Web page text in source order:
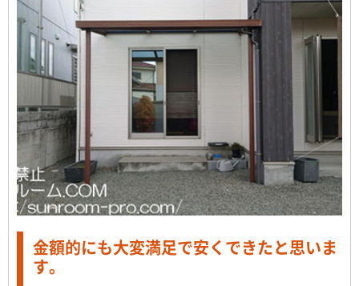
金額的にも大変満足で安くできたと思いま
す。